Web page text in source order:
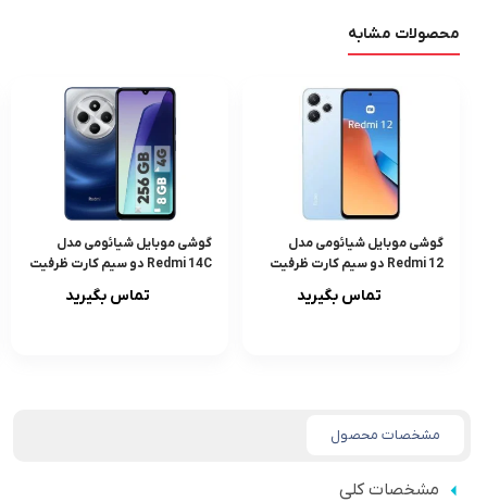
محصولات مشابه
گوشی موبایل شیائومی مدل
Redmi 12 دو سیم کارت ظرفیت
256 گیگابایت و رم 8 گیگابایت –
تماس بگیرید
گوشی موبایل شیائومی مدل
Redmi 14C دو سیم کارت ظرفیت
تماس بگیرید
مشخصات محصول
مشخصات کلی